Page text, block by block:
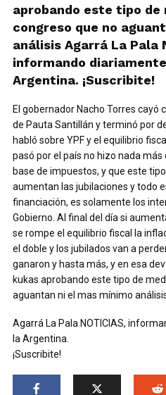
aprobando este tipo de
congreso que no
análisis Agarrá La Pala
informando
Argentina. ¡Suscribite!
El gobernador Nacho Torres
de Pauta Santillán y terminó por
habló sobre YPF y el equilibrio
pasó por el país no hizo nada
base de impuestos, y que este
aumentan las jubilaciones y todo
financiación, es solamente los
Gobierno. Al final del día si
se rompe el equilibrio fiscal la
el doble y los jubilados van a
ganaron y hasta más, y en esa
kukas aprobando este tipo de
aguantan ni el mas mínimo
Agarrá La Pala NOTICIAS,
la Argentina.
¡Suscribite!